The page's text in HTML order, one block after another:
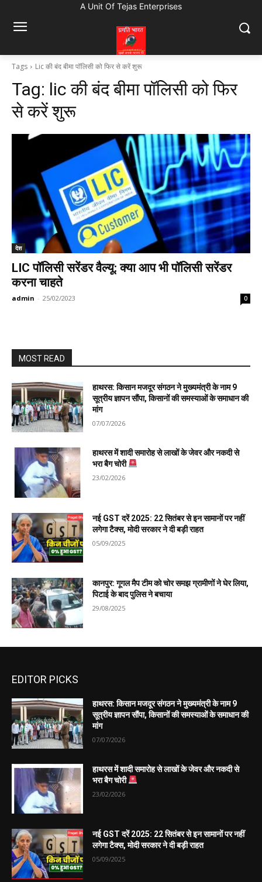
A Unit Of Tejas Enterprises
Tags Lic की बंद बीमा पॉलिसी को फिर से करें शुरू
Tag: lic की बंद बीमा पॉलिसी को फिर
से करें शुरू
देश
LIC पॉलिसी सरेंडर वैल्यू: क्या आप भी पॉलिसी सरेंडर
करना चाहते
admin - 25/02/2023 0
MOST READ
हाथरस: किसान मजदूर संगठन ने मुख्यमंत्री के नाम 9
सूत्रीय ज्ञापन सौंपा, किसानों की समस्याओं के समाधान की
मांग
07/07/2026
हाथरस में शादी समारोह से लाखों के जेवर और नकदी से
भरा बैग चोरी
23/02/2026
नई GST दरें 2025: 22 सितंबर से इन सामानों पर नहीं
लगेगा टैक्स, मोदी सरकार ने दी बड़ी राहत
05/09/2025
कानपुर: गूगल मैप टीम को चोर समझ ग्रामीणों ने घेर लिया,
पिटाई के बाद पुलिस ने बचाया
29/08/2025
EDITOR PICKS
हाथरस: किसान मजदूर संगठन ने मुख्यमंत्री के नाम 9
सूत्रीय ज्ञापन सौंपा, किसानों की समस्याओं के समाधान की
मांग
07/07/2026
हाथरस में शादी समारोह से लाखों के जेवर और नकदी से
भरा बैग चोरी
23/02/2026
नई GST दरें 2025: 22 सितंबर से इन सामानों पर नहीं
लगेगा टैक्स, मोदी सरकार ने दी बड़ी राहत
05/09/2025